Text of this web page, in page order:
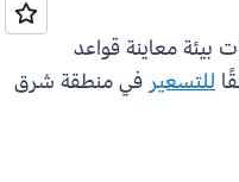
بيئة معاينة قواعد
للتسعير في منطقة شرق